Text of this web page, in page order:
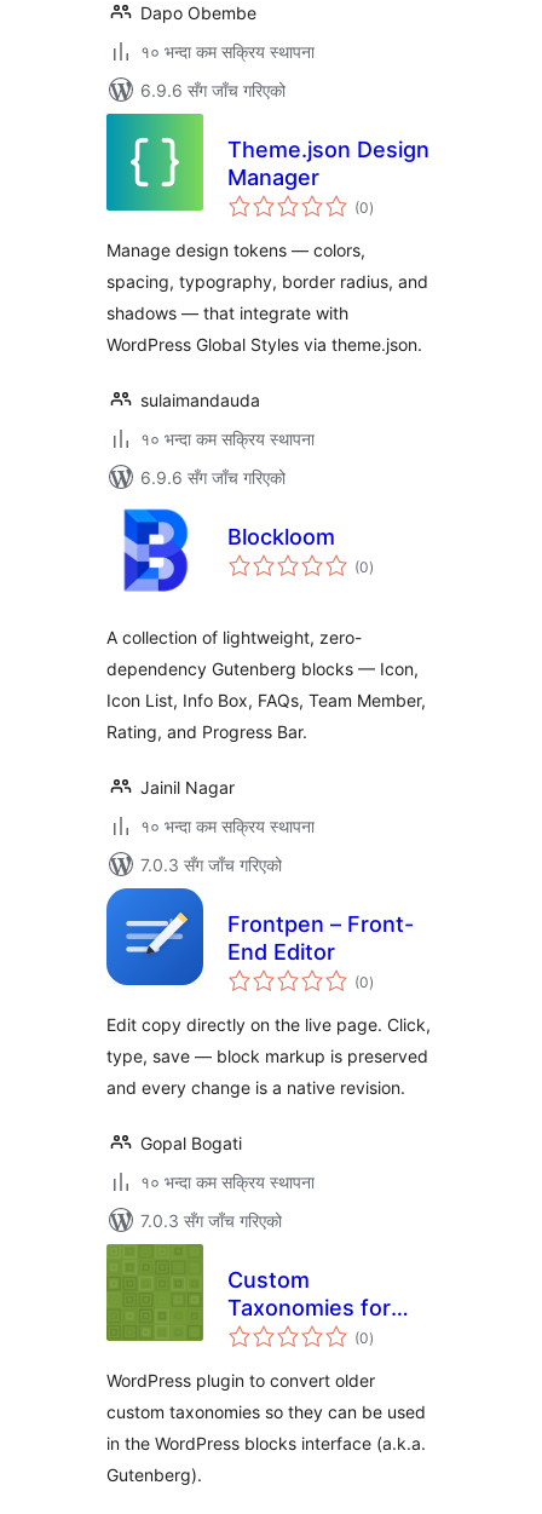
Dapo Obembe
१० भन्दा कम सक्रिय स्थापना
6.9.6 सँग जाँच गरिएको
Theme.json Design
Manager
(0कुल
रेटिङ्गहरू
)
Manage design tokens — colors,
spacing, typography, border radius, and
shadows — that integrate with
WordPress Global Styles via theme.json.
sulaimandauda
१० भन्दा कम सक्रिय स्थापना
6.9.6 सँग जाँच गरिएको
Blockloom
(0कुल
रेटिङ्गहरू
)
A collection of lightweight, zero-
dependency Gutenberg blocks — Icon,
Icon List, Info Box, FAQs, Team Member,
Rating, and Progress Bar.
Jainil Nagar
१० भन्दा कम सक्रिय स्थापना
7.0.3 सँग जाँच गरिएको
Frontpen – Front-
End Editor
(0कुल
रेटिङ्गहरू
)
Edit copy directly on the live page. Click,
type, save — block markup is preserved
and every change is a native revision.
Gopal Bogati
१० भन्दा कम सक्रिय स्थापना
7.0.3 सँग जाँच गरिएको
Custom
Taxonomies for
Blocks
(0कुल
रेटिङ्गहरू
)
WordPress plugin to convert older
custom taxonomies so they can be used
in the WordPress blocks interface (a.k.a.
Gutenberg).